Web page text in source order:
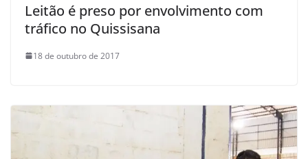
Leitão é preso por envolvimento com
tráfico no Quissisana
18 de outubro de 2017